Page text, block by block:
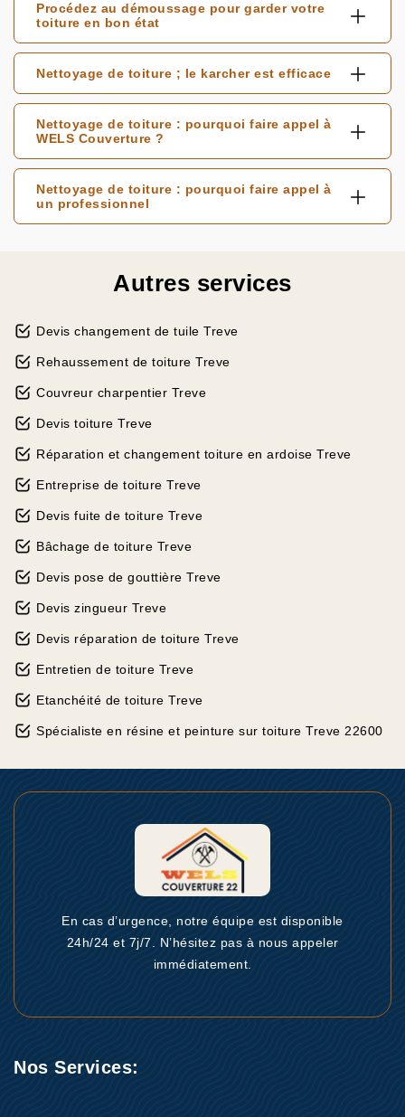
Procédez au démoussage pour garder votre
toiture en bon état
Nettoyage de toiture ; le karcher est efficace
Nettoyage de toiture : pourquoi faire appel à
WELS Couverture ?
Nettoyage de toiture : pourquoi faire appel à
un professionnel
Autres services
Devis changement de tuile Treve
Rehaussement de toiture Treve
Couvreur charpentier Treve
Devis toiture Treve
Réparation et changement toiture en ardoise Treve
Entreprise de toiture Treve
Devis fuite de toiture Treve
Bâchage de toiture Treve
Devis pose de gouttière Treve
Devis zingueur Treve
Devis réparation de toiture Treve
Entretien de toiture Treve
Etanchéité de toiture Treve
Spécialiste en résine et peinture sur toiture Treve 22600
En cas d’urgence, notre équipe est disponible
24h/24 et 7j/7. N’hésitez pas à nous appeler
immédiatement.
Nos Services: